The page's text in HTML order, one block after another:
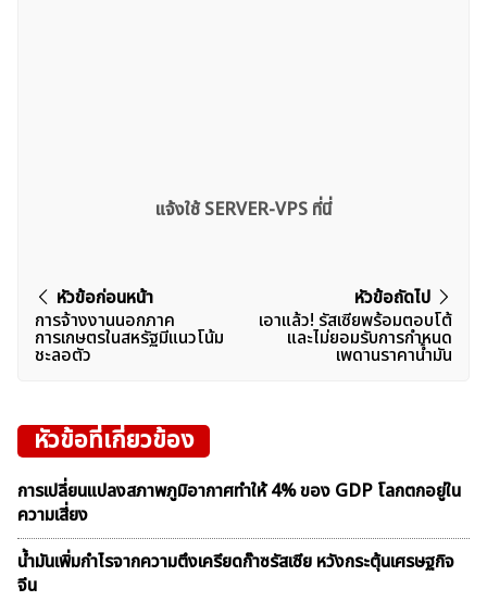
แจ้งใช้ SERVER-VPS ที่นี่
แนะแนว
เรื่อง
หัวข้อก่อนหน้า
การจ้างงานนอกภาค
การเกษตรในสหรัฐมีแนวโน้ม
ชะลอตัว
หัวข้อถัดไป
เอาแล้ว! รัสเซียพร้อมตอบโต้
และไม่ยอมรับการกำหนด
เพดานราคาน้ำมัน
หัวข้อที่เกี่ยวข้อง
การเปลี่ยนแปลงสภาพภูมิอากาศทำให้ 4% ของ GDP โลกตกอยู่ใน
ความเสี่ยง
น้ำมันเพิ่มกำไรจากความตึงเครียดก๊าซรัสเซีย หวังกระตุ้นเศรษฐกิจ
จีน